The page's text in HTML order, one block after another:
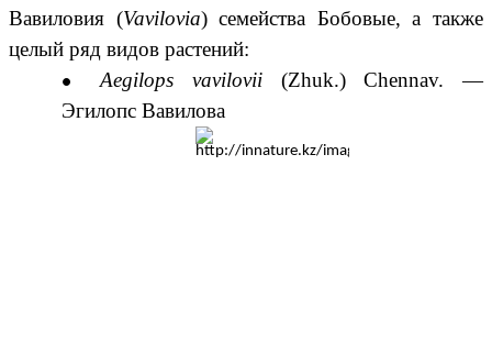
Вавиловия (Vavilovia) семейства Бобовые, а также
целый ряд видов растений:
Aegilops vavilovii (Zhuk.)Chennav. —
Эгилопс Вавилова